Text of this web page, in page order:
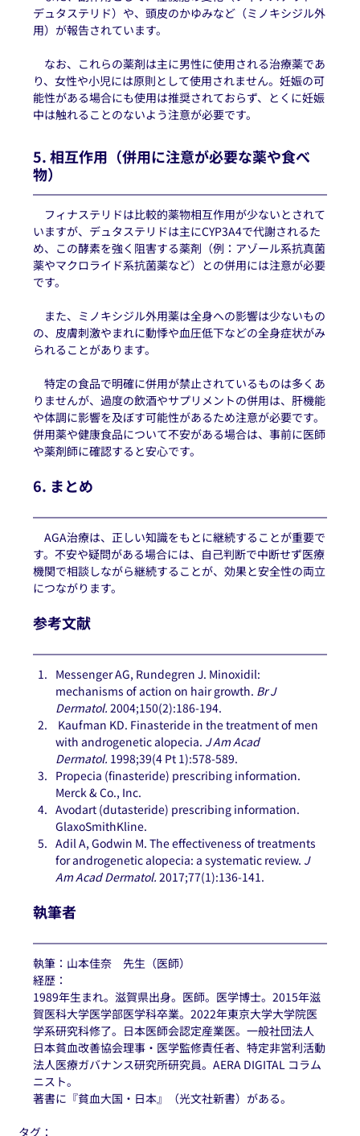
デュタステリド）や、頭皮のかゆみなど（ミノキシジル外
用）が報告されています。
なお、これらの薬剤は主に男性に使用される治療薬であ
り、女性や小児には原則として使用されません。妊娠の可
能性がある場合にも使用は推奨されておらず、とくに妊娠
中は触れることのないよう注意が必要です。
5. 相互作用（併用に注意が必要な薬や食べ
物）
フィナステリドは比較的薬物相互作用が少ないとされて
いますが、デュタステリドは主にCYP3A4で代謝されるた
め、この酵素を強く阻害する薬剤（例：アゾール系抗真菌
薬やマクロライド系抗菌薬など）との併用には注意が必要
です。
また、ミノキシジル外用薬は全身への影響は少ないもの
の、皮膚刺激やまれに動悸や血圧低下などの全身症状がみ
られることがあります。
特定の食品で明確に併用が禁止されているものは多くあ
りませんが、過度の飲酒やサプリメントの併用は、肝機能
や体調に影響を及ぼす可能性があるため注意が必要です。
併用薬や健康食品について不安がある場合は、事前に医師
や薬剤師に確認すると安心です。
6. まとめ
AGA治療は、正しい知識をもとに継続することが重要で
す。不安や疑問がある場合には、自己判断で中断せず医療
機関で相談しながら継続することが、効果と安全性の両立
につながります。
参考文献
Messenger AG, Rundegren J. Minoxidil:
mechanisms of action on hair growth. Br J
Dermatol. 2004;150(2):186-194.
Kaufman KD. Finasteride in the treatment of men
with androgenetic alopecia. J Am Acad
Dermatol. 1998;39(4 Pt 1):578-589.
Propecia (finasteride) prescribing information.
Merck & Co., Inc.
Avodart (dutasteride) prescribing information.
GlaxoSmithKline.
Adil A, Godwin M. The effectiveness of treatments
for androgenetic alopecia: a systematic review. J
Am Acad Dermatol. 2017;77(1):136-141.
執筆者
執筆：山本佳奈　先生（医師）
経歴：
1989年生まれ。滋賀県出身。医師。医学博士。2015年滋
賀医科大学医学部医学科卒業。2022年東京大学大学院医
学系研究科修了。日本医師会認定産業医。一般社団法人
日本貧血改善協会理事・医学監修責任者、特定非営利活動
法人医療ガバナンス研究所研究員。AERA DIGITAL コラム
ニスト。
著書に『貧血大国・日本』（光文社新書）がある。
タグ：